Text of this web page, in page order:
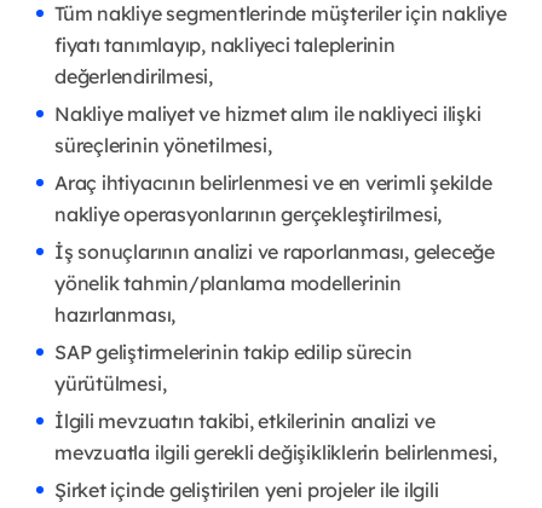
Tüm nakliye segmentlerinde müşteriler için nakliye
fiyatı tanımlayıp, nakliyeci taleplerinin
değerlendirilmesi,
Nakliye maliyet ve hizmet alım ile nakliyeci ilişki
süreçlerinin yönetilmesi,
Araç ihtiyacının belirlenmesi ve en verimli şekilde
nakliye operasyonlarının gerçekleştirilmesi,
İş sonuçlarının analizi ve raporlanması, geleceğe
yönelik tahmin/planlama modellerinin
hazırlanması,
SAP geliştirmelerinin takip edilip sürecin
yürütülmesi,
İlgili mevzuatın takibi, etkilerinin analizi ve
mevzuatla ilgili gerekli değişikliklerin belirlenmesi,
Şirket içinde geliştirilen yeni projeler ile ilgili